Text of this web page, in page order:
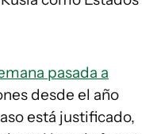
pasada a
desde el año
está justificado,